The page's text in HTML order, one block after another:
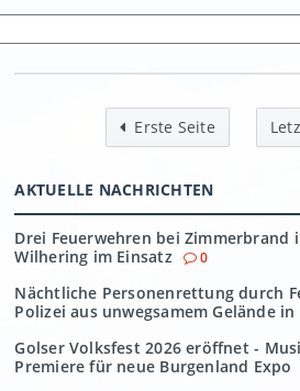
Erste Seite
AKTUELLE NACHRICHTEN
Drei Feuerwehren bei Zimmerbrand
Wilhering im Einsatz
0
Nächtliche Personenrettung durch
Polizei aus unwegsamem Gelände
Golser Volksfest 2026 eröffnet -
Premiere für neue Burgenland Expo